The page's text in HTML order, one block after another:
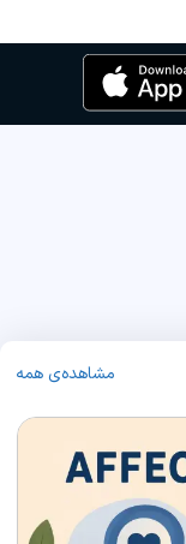
مشاهده‌ی همه